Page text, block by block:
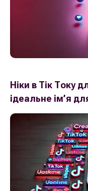
Ніки в Тік Току
ідеальне ім’я